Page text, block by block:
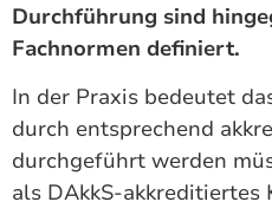
Durchführung sind
Fachnormen definiert.
In der Praxis bedeutet
durch entsprechend
durchgeführt werden
als DAkkS-